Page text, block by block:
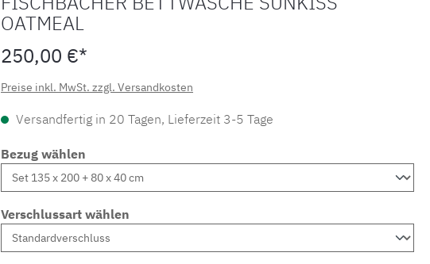
OATMEAL
250,00 €*
Preise inkl. MwSt. zzgl. Versandkosten
Versandfertig in 20 Tagen, Lieferzeit 3-5 Tage
Bezug wählen
Verschlussart wählen